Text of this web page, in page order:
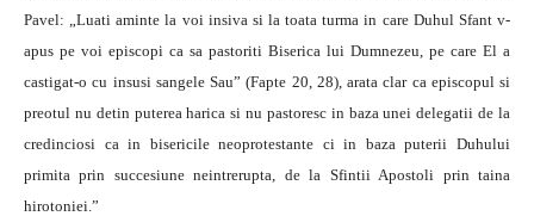
Pavel: „Luati aminte la voi insiva si la toata turma in care Duhul Sfant v-
apus pe voi episcopi ca sa pastoriti Biserica lui Dumnezeu, pe care El a
castigat-o cu insusi sangele Sau” (Fapte 20, 28), arata clar ca episcopul si
preotul nu detin puterea harica si nu pastoresc in baza unei delegatii de la
credinciosi ca in bisericile neoprotestante ci in baza puterii Duhului
primita prin succesiune neintrerupta, de la Sfintii Apostoli prin taina
hirotoniei.”